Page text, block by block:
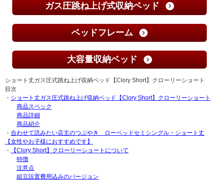
ガス圧跳ね上げ式収納ベッド
ベッドフレーム
大容量収納ベッド
ショート丈ガス圧式跳ね上げ収納ベッド【Clory Short】クローリーショート
目次
・ ショート丈ガス圧式跳ね上げ収納ベッド【Clory Short】クローリーショート
商品スペック
商品詳細
商品紹介
・ 合わせて読みたい店主のつぶやき ローベッドセミシングル・ショート丈
【女性やお子様におすすめです】
・
【Clory Short】クローリーショートについて
特徴
注意点
組立設置費用込みのバージョン